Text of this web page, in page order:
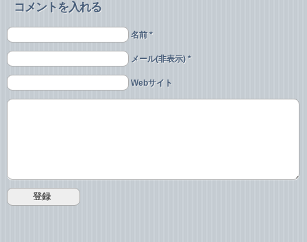
コメントを入れる
名前 *
メール(非表示) *
Webサイト